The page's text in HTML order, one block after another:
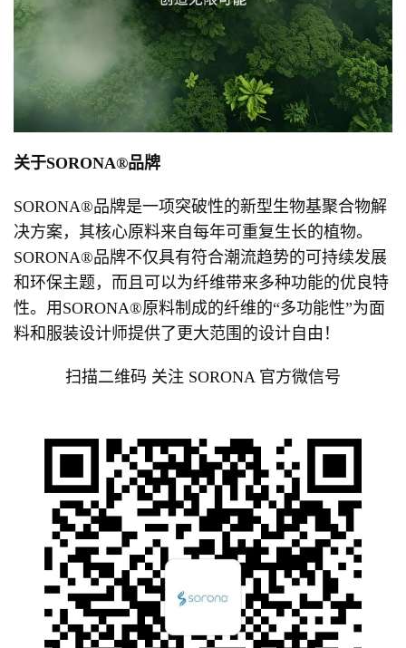
关于SORONA®品牌
SORONA®品牌是一项突破性的新型生物基聚合物解
决方案，其核心原料来自每年可重复生长的植物。
SORONA®品牌不仅具有符合潮流趋势的可持续发展
和环保主题，而且可以为纤维带来多种功能的优良特
性。用SORONA®原料制成的纤维的“多功能性”为面
料和服装设计师提供了更大范围的设计自由！
扫描二维码 关注 SORONA 官方微信号